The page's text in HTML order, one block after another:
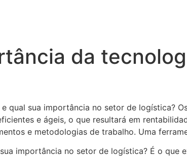
da
qual sua importância no setor de logística?
e ágeis, o que resultará em
e metodologias de trabalho. Uma
importância no setor de logística? É o